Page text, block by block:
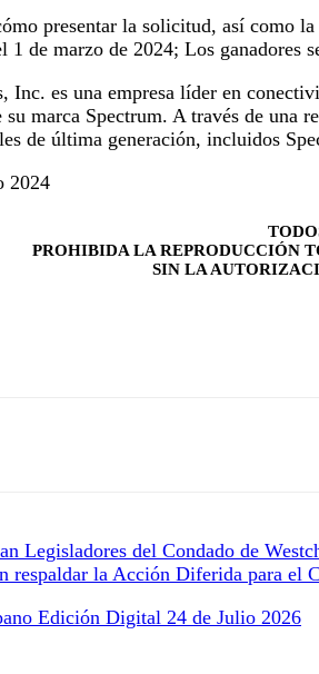
presentar la solicitud, así como
1 de marzo de 2024; Los ganadores
Inc. es una empresa líder en
su marca Spectrum. A través de una
de última generación, incluidos
2024
PROHIBIDA LA REPRODUCCIÓN
SIN LA
Legisladores del Condado de
respaldar la Acción Diferida para el